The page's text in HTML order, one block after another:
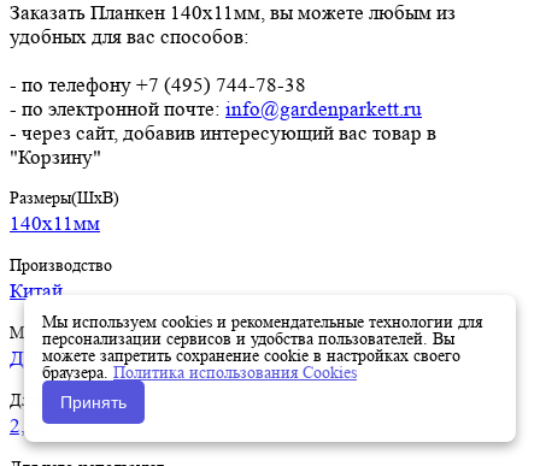
Заказать Планкен 140х11мм, вы можете любым из
удобных для вас способов:
- по телефону +7 (495) 744-78-38
- по электронной почте: info@gardenparkett.ru
- через сайт, добавив интересующий вас товар в
"Корзину"
Размеры(ШхВ)
140х11мм
Производство
Китай
Материал
ДПК
Длина
2,9м
Мы используем cookies и рекомендательные технологии для
персонализации сервисов и удобства пользователей. Вы
можете запретить сохранение cookie в настройках своего
браузера. Политика использования Cookies
Принять